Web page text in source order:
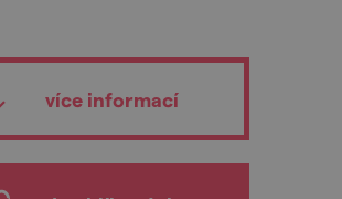
více informací